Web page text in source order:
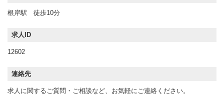
根岸駅 徒歩10分
求人ID
12602
連絡先
求人に関するご質問・ご相談など、お気軽にご連絡ください。